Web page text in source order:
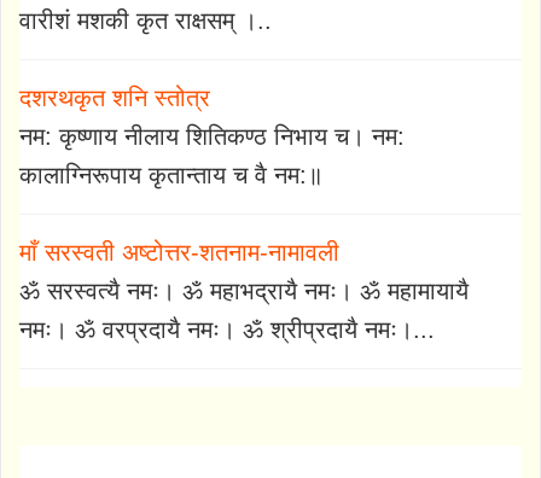
वारीशं मशकी कृत राक्षसम् ।..
दशरथकृत शनि स्तोत्र
नम: कृष्णाय नीलाय शितिकण्ठ निभाय च। नम:
कालाग्निरूपाय कृतान्ताय च वै नम:॥
माँ सरस्वती अष्टोत्तर-शतनाम-नामावली
ॐ सरस्वत्यै नमः। ॐ महाभद्रायै नमः। ॐ महामायायै
नमः। ॐ वरप्रदायै नमः। ॐ श्रीप्रदायै नमः।...